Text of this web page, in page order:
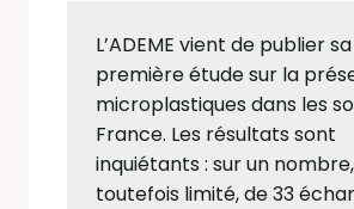
L’ADEME vient de publier sa
première étude sur la
microplastiques dans les
France. Les résultats sont
inquiétants : sur un nombre,
toutefois limité, de 33